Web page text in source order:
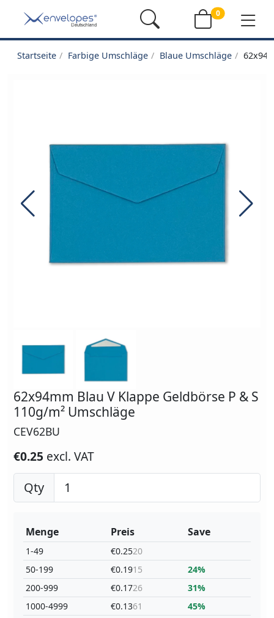
0
Startseite Farbige Umschläge Blaue Umschläge
62x94mm Blau V Klappe Geldbörse P & S
110g/m² Umschläge
CEV62BU
€0.25 excl. VAT
Qty
Menge
1-49
50-199
200-999
1000-4999
Preis
€0.2520
€0.1915
€0.1726
€0.1361
Save
24%
31%
45%